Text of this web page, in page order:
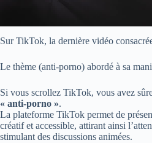
Sur TikTok, la dernière vidéo
Le thème (anti-porno) abordé à sa
Si vous scrollez TikTok, vous avez
« anti-porno ».
La plateforme TikTok permet de
créatif et accessible, attirant ainsi
stimulant des discussions animées.